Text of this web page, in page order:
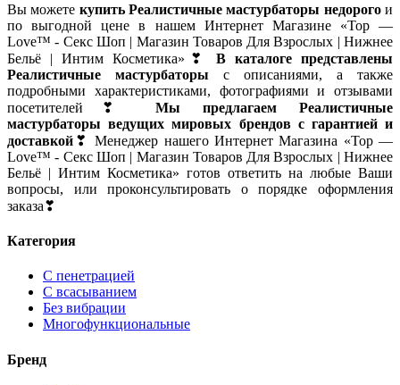
Вы можете купить Реалистичные мастурбаторы недорогои
по выгодной цене в нашем Интернет Магазине «Top —
Love™ - Секс Шоп | Магазин Товаров Для Взрослых | Нижнее
Бельё | Интим Косметика»❣ В каталоге представлены
Реалистичные мастурбаторы с описаниями, а также
подробными характеристиками, фотографиями и отзывами
посетителей❣ Мы предлагаем Реалистичные
мастурбаторы ведущих мировых брендов с гарантией и
доставкой ❣ Менеджер нашего Интернет Магазина «Top —
Love™ - Секс Шоп | Магазин Товаров Для Взрослых | Нижнее
Бельё | Интим Косметика» готов ответить на любые Ваши
вопросы, или проконсультировать о порядке оформления
заказа❣
Категория
С пенетрацией
С всасыванием
Без вибрации
Многофункциональные
Бренд